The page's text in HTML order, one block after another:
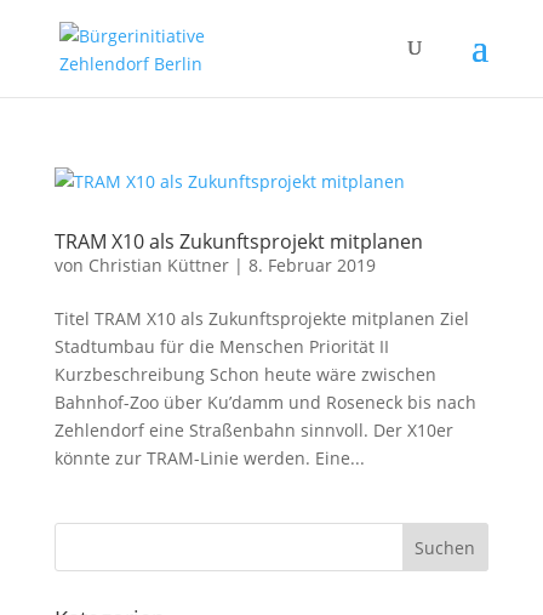
TRAM X10 als Zukunftsprojekt mitplanen
von Christian Küttner| 8. Februar 2019
Titel TRAM X10 als Zukunftsprojekte mitplanen Ziel
Stadtumbau für die Menschen Priorität II
Kurzbeschreibung Schon heute wäre zwischen
Bahnhof-Zoo über Ku’damm und Roseneck bis nach
Zehlendorf eine Straßenbahn sinnvoll. Der X10er
könnte zur TRAM-Linie werden. Eine...